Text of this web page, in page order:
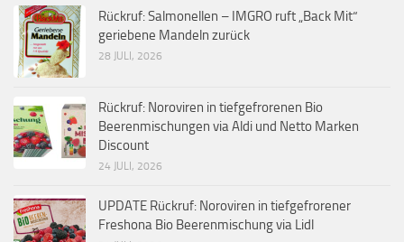
Rückruf: Salmonellen – IMGRO ruft „Back Mit“
geriebene Mandeln zurück
28 JULI, 2026
Rückruf: Noroviren in tiefgefrorenen Bio
Beerenmischungen via Aldi und Netto Marken
Discount
24 JULI, 2026
UPDATE Rückruf: Noroviren in tiefgefrorener
Freshona Bio Beerenmischung via Lidl